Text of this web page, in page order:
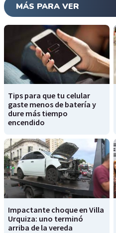
MÁS PARA VER
Tips para que tu celular
gaste menos de batería y
dure más tiempo
encendido
Impactante choque en Villa
Urquiza: uno terminó
arriba de la vereda